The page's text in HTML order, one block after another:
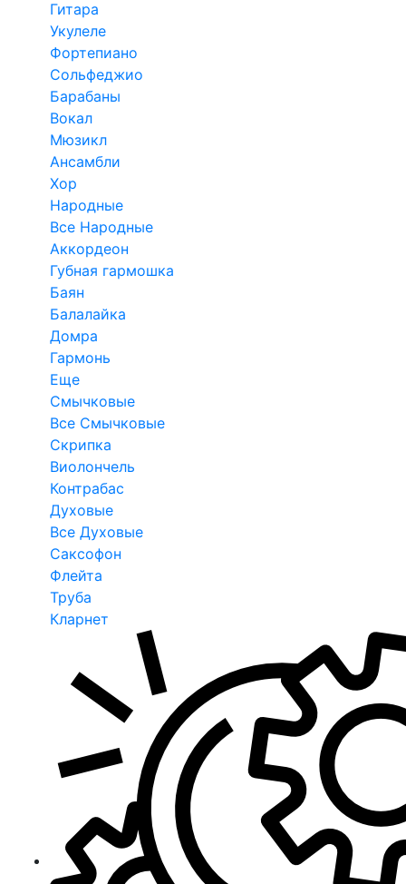
Гитара
Укулеле
Фортепиано
Сольфеджио
Барабаны
Вокал
Мюзикл
Ансамбли
Хор
Народные
Все Народные
Аккордеон
Губная гармошка
Баян
Балалайка
Домра
Гармонь
Еще
Смычковые
Все Смычковые
Скрипка
Виолончель
Контрабас
Духовые
Все Духовые
Саксофон
Флейта
Труба
Кларнет